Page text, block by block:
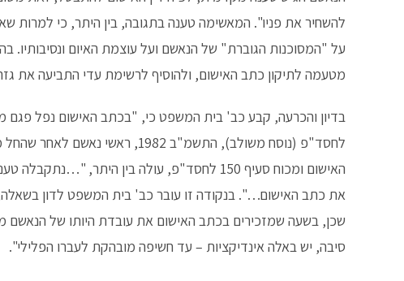
להשחיר את פניו". המאשימה טענה בתגובה, בין היתר, כי למרות
על "המסוכנות הגוברת" של הנאשם ועל עוצמת האיום
מטעמה לתיקון כתב האישום, ולהוסיף לרשימת עדי התביעה את
לחסד"פ (נוסח משולב), התשמ"ב
האישום ומכוח סעיף 150 לחסד"פ, עולה בין
את כתב האישום…". בנקודה זו עובר כב' בית המשפט לדון
שכן, בשעה שמזכירים בכתב האישום את עובדת היותו של הנאשם
סיבה, יש באלה אינדיקציות – עד חשיפה מובהקת לעברו הפלילי".